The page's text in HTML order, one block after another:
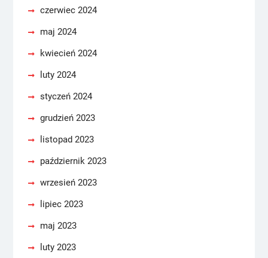
czerwiec 2024
maj 2024
kwiecień 2024
luty 2024
styczeń 2024
grudzień 2023
listopad 2023
październik 2023
wrzesień 2023
lipiec 2023
maj 2023
luty 2023